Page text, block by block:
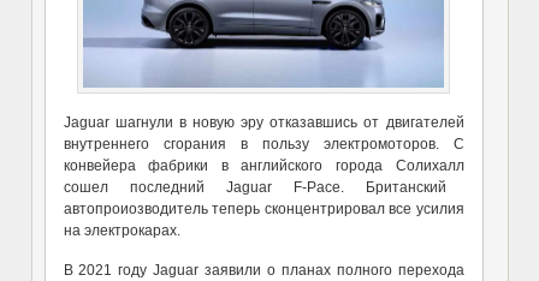
Jaguar шагнули в новую эру отказавшись от двигателей
внутреннего сгорания в пользу электромоторов. С
конвейерафабрики в английского города Солихалл
сошел последний Jaguar
F-Pace.
Британский
автопроиозводитель теперь сконцентрировалвсе усилия
на электрокарах.
В 2021 году Jaguar заявили о планах полного перехода